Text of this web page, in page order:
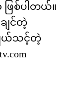
ြစ်ပါတယ်။
ျင်တဲ့
ျယ်သင့်တဲ့